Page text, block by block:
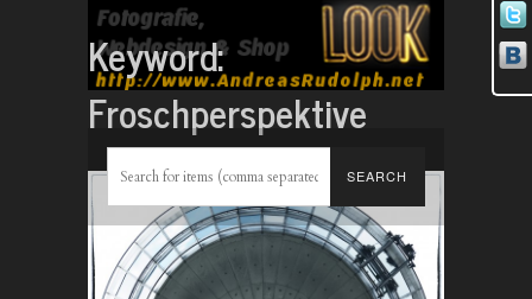
Keyword:
Froschperspektive